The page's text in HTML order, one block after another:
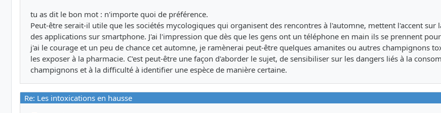
tu as dit le bon mot : n'importe quoi de préférence.
Peut-être serait-il utile que les sociétés mycologiques qui organisent des rencontres à l'automne, mettent l'accent sur
des applications sur smartphone. J'ai l'impression que dès que les gens ont un téléphone en main ils se prennent
j'ai le courage et un peu de chance cet automne, je ramènerai peut-être quelques amanites ou autres champignons
les exposer à la pharmacie. C'est peut-être une façon d'aborder le sujet, de sensibiliser sur les dangers liés à la
champignons et à la difficulté à identifier une espèce de manière certaine.
Re: Les intoxications en hausse